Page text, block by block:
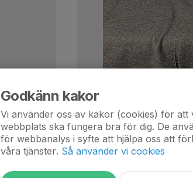
Godkänn kakor
Vi använder oss av kakor (cookies) för att
webbplats ska fungera bra för dig. De
för webbanalys i syfte att hjälpa oss att
våra tjänster. Så använder vi cookies